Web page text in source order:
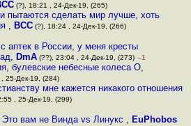
(?), 18:21 , 24-Дек-19, (265)
пытаются сделать мир лучше, хоть
, ВСС(?), 18:24 , 24-Дек-19, (266)
аптек в России, у меня кресты
, DmA (??), 23:04 , 24-Дек-19, (273) –1
булевские небесные колеса O,
25-Дек-19, (284)
мне кажется никакого отношения
, 25-Дек-19, (299)
вам не Винда vs Линукс , EuPhobos